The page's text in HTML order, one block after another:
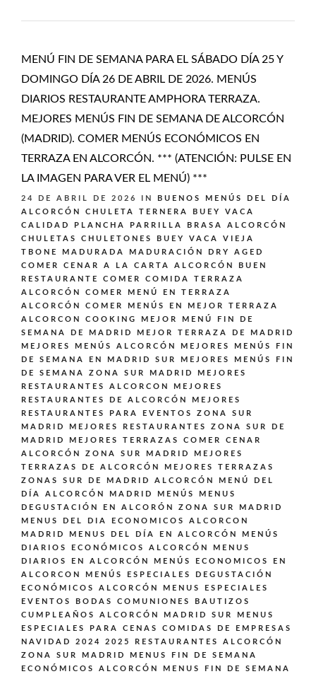
MENÚ FIN DE SEMANA PARA EL SÁBADO DÍA 25 Y
DOMINGO DÍA 26 DE ABRIL DE 2026. MENÚS
DIARIOS RESTAURANTE AMPHORA TERRAZA.
MEJORES MENÚS FIN DE SEMANA DE ALCORCÓN
(MADRID). COMER MENÚS ECONÓMICOS EN
TERRAZA EN ALCORCÓN. *** (ATENCIÓN: PULSE EN
LA IMAGEN PARA VER EL MENÚ) ***
24 DE ABRIL DE 2026 IN
BUENOS MENÚS DEL DÍA
ALCORCÓN
CHULETA TERNERA BUEY VACA
CALIDAD PLANCHA PARRILLA BRASA ALCORCÓN
CHULETAS CHULETONES BUEY VACA VIEJA
TBONE MADURADA MADURACIÓN DRY AGED
COMER CENAR A LA CARTA ALCORCÓN BUEN
RESTAURANTE
COMER COMIDA TERRAZA
ALCORCÓN
COMER MENÚ EN TERRAZA
ALCORCÓN
COMER MENÚS EN MEJOR TERRAZA
ALCORCON
COOKING
MEJOR MENÚ FIN DE
SEMANA DE MADRID
MEJOR TERRAZA DE MADRID
MEJORES MENÚS ALCORCÓN
MEJORES MENÚS FIN
DE SEMANA EN MADRID SUR
MEJORES MENÚS FIN
DE SEMANA ZONA SUR MADRID
MEJORES
RESTAURANTES ALCORCON
MEJORES
RESTAURANTES DE ALCORCÓN
MEJORES
RESTAURANTES PARA EVENTOS ZONA SUR
MADRID
MEJORES RESTAURANTES ZONA SUR DE
MADRID
MEJORES TERRAZAS COMER CENAR
ALCORCÓN ZONA SUR MADRID
MEJORES
TERRAZAS DE ALCORCÓN
MEJORES TERRAZAS
ZONAS SUR DE MADRID ALCORCÓN
MENÚ DEL
DÍA ALCORCÓN MADRID
MENÚS
MENUS
DEGUSTACIÓN EN ALCORÓN ZONA SUR MADRID
MENUS DEL DIA ECONOMICOS ALCORCON
MADRID
MENUS DEL DÍA EN ALCORCÓN
MENÚS
DIARIOS ECONÓMICOS ALCORCÓN
MENUS
DIARIOS EN ALCORCÓN
MENÚS ECONOMICOS EN
ALCORCON
MENÚS ESPECIALES DEGUSTACIÓN
ECONÓMICOS ALCORCÓN
MENUS ESPECIALES
EVENTOS BODAS COMUNIONES BAUTIZOS
CUMPLEAÑOS ALCORCÓN MADRID SUR
MENUS
ESPECIALES PARA CENAS COMIDAS DE EMPRESAS
NAVIDAD 2024 2025 RESTAURANTES ALCORCÓN
ZONA SUR MADRID
MENUS FIN DE SEMANA
ECONÓMICOS ALCORCÓN
MENUS FIN DE SEMANA